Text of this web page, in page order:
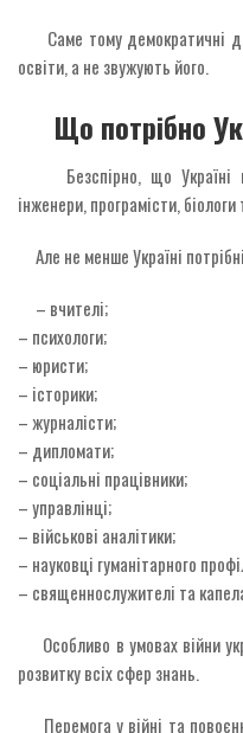
Саме тому демократичні
освіти, а не звужують його.
Що потрібно
Безспірно, що Україні
інженери, програмісти,
Але не менше Україні
– вчителі;
– психологи;
– юристи;
– історики;
– журналісти;
– дипломати;
– соціальні працівники;
– управлінці;
– військові аналітики;
– науковці гуманітарного
– священнослужителі та
Особливо в умовах війни
розвитку всіх сфер знань.
Перемога у війні та